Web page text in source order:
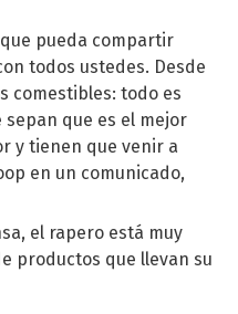
pueda compartir
todos ustedes. Desde
comestibles: todo es
que es el mejor
y tienen que venir a
en un comunicado,
el rapero está muy
productos que llevan su